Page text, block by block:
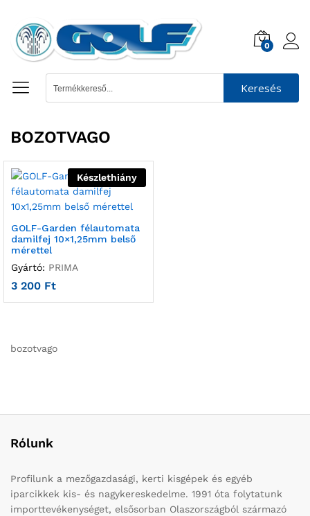
0
Keresés
BOZOTVAGO
Készlethiány
GOLF-Garden félautomata
damilfej 10×1,25mm belső
mérettel
Gyártó: PRIMA
3 200 Ft
bozotvago
Rólunk
Profilunk a mezőgazdasági, kerti kisgépek és egyéb
iparcikkek kis- és nagykereskedelme. 1991 óta folytatunk
importtevékenységet, elsősorban Olaszországból származó